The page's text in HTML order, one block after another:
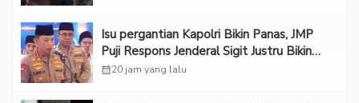
Isu pergantian Kapolri Bikin Panas, JMP
Puji Respons Jenderal Sigit Justru Bikin
“Adem”
calendar_month20 jam yang lalu